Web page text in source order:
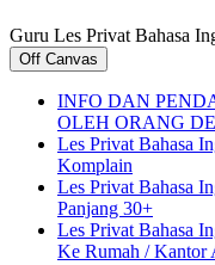
Guru Les Privat Bahasa
Off Canvas
INFO DAN
OLEH ORANG
Les Privat Bahasa
Komplain
Les Privat Bahasa
Panjang 30+
Les Privat Bahasa
Ke Rumah / Kantor